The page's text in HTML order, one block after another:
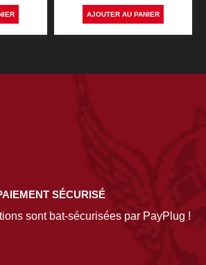
AJOUTER AU PANIER
SÉCURISÉ
sont bat-sécurisées par PayPlug !